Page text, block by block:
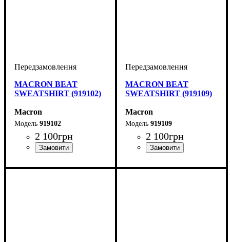
MACRON BEAT
SWEATSHIRT (919102)
Macron
919102
2 100грн
MACRON BEAT
SWEATSHIRT (919109)
Macron
919109
2 100грн